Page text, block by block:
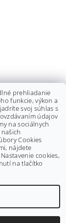
komunikáciu viac
všetky
možné. (max do
nastavenie cookies
prehliadanie
funkcie, výkon a
svoj súhlas s
údajov
na sociálnych
Cookies
nájdete
Nastavenie cookies,
na tlačítko